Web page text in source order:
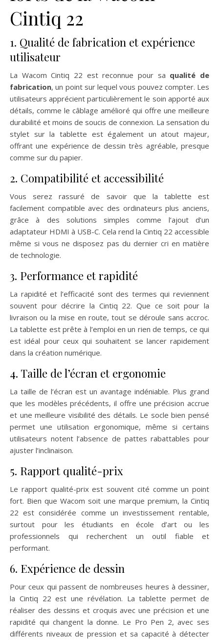
Cintiq 22
1. Qualité de fabrication et expérience
utilisateur
La Wacom Cintiq 22 est reconnue pour sa qualité de
fabrication, un point sur lequel vous pouvez compter. Les
utilisateurs apprécient particulièrement le soin apporté aux
détails, comme le câblage amélioré qui offre une meilleure
durabilité et moins de soucis de connexion. La sensation du
stylet sur la tablette est également un atout majeur,
offrant une expérience de dessin très agréable, presque
comme sur du papier.
2. Compatibilité et accessibilité
Vous serez rassuré de savoir que la tablette est
facilement compatible avec des ordinateurs plus anciens,
grâce à des solutions simples comme l’ajout d’un
adaptateur HDMI à USB-C. Cela rend la Cintiq 22 accessible
même si vous ne disposez pas du dernier cri en matière
de technologie.
3. Performance et rapidité
La rapidité et l’efficacité sont des termes qui reviennent
souvent pour décrire la Cintiq 22. Que ce soit pour la
livraison ou la mise en route, tout se déroule sans accroc.
La tablette est prête à l’emploi en un rien de temps, ce qui
est idéal pour ceux qui souhaitent se lancer rapidement
dans la création numérique.
4. Taille de l’écran et ergonomie
La taille de l’écran est un avantage indéniable. Plus grand
que les modèles précédents, il offre une précision accrue
et une meilleure visibilité des détails. Le socle bien pensé
permet une utilisation ergonomique, même si certains
utilisateurs notent l’absence de pattes rabattables pour
ajuster l’inclinaison.
5. Rapport qualité-prix
Le rapport qualité-prix est souvent cité comme un point
fort. Bien que Wacom soit une marque premium, la Cintiq
22 est considérée comme un investissement rentable,
surtout pour les étudiants en école d’art ou les
professionnels qui recherchent un outil fiable et
performant.
6. Expérience de dessin
Pour ceux qui passent de nombreuses heures à dessiner,
la Cintiq 22 est une révélation. La tablette permet de
réaliser des dessins et croquis avec une précision et une
rapidité qui changent la donne. Le Pro Pen 2, avec ses
différents niveaux de pression et sa capacité à détecter